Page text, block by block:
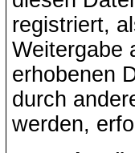
registriert,
Weitergabe
erhobenen
durch
werden,